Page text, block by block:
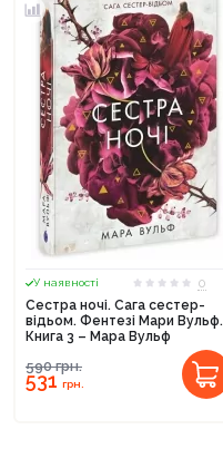
У наявності
0
Сестра ночі. Сага сестер-
відьом. Фентезі Мари Вульф.
Книга 3 – Мара Вульф
590грн.
531грн.